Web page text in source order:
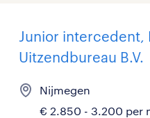
Junior intercedent,
Uitzendbureau B.V.
Nijmegen
€ 2.850 - 3.200 per